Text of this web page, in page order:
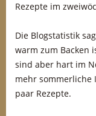
Rezepte im
Die Blogstatistik
warm zum Backen
sind aber hart im
mehr
paar Rezepte.